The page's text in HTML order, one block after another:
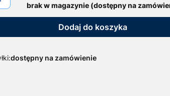
brak w magazynie (dostępny na
Dodaj do koszyka
dostępny na zamówienie